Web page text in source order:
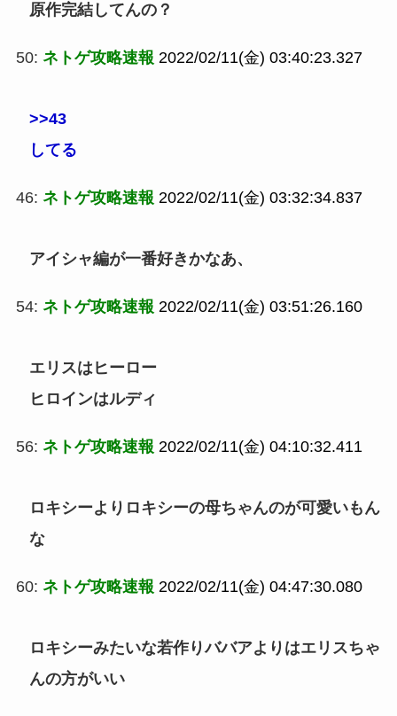
原作完結してんの？
50: ネトゲ攻略速報 2022/02/11(金) 03:40:23.327
>>43
してる
46: ネトゲ攻略速報 2022/02/11(金) 03:32:34.837
アイシャ編が一番好きかなあ、
54: ネトゲ攻略速報 2022/02/11(金) 03:51:26.160
エリスはヒーロー
ヒロインはルディ
56: ネトゲ攻略速報 2022/02/11(金) 04:10:32.411
ロキシーよりロキシーの母ちゃんのが可愛いもん
な
60: ネトゲ攻略速報 2022/02/11(金) 04:47:30.080
ロキシーみたいな若作りババアよりはエリスちゃ
んの方がいい